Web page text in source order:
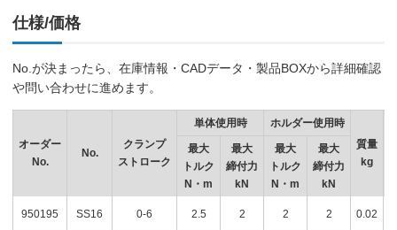
仕様/価格
No.が決まったら、在庫情報・CADデータ・製品BOXから詳細確認
や問い合わせに進めます。
オーダー
No.
No.
クランプ
ストローク
単体使用時
ホルダー使用時
質量
kg
最大
トルク
N・m
最大
締付力
kN
最大
トルク
N・m
最大
締付力
kN
950195 SS16 0-6 2.5 2 2 2 0.02